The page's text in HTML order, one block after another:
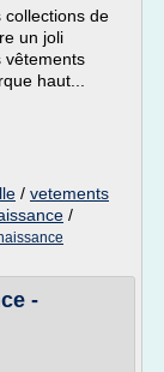
collections de
un joli
vêtements
haut...
/ vetements
/
-